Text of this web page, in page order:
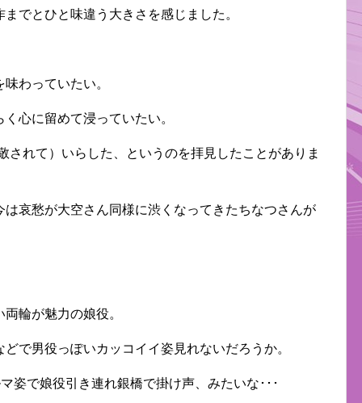
でとひと味違う大きさを感じました。
わっていたい。
心に留めて浸っていたい。
されて）いらした、というのを拝見したことがありま
哀愁が大空さん同様に渋くなってきたちなつさんが
輪が魅力の娘役。
で男役っぽいカッコイイ姿見れないだろうか。
姿で娘役引き連れ銀橋で掛け声、みたいな･･･